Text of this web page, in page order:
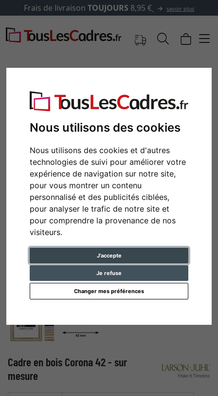
Nous utilisons des cookies
Nous utilisons des cookies et d'autres
technologies de suivi pour améliorer votre
expérience de navigation sur notre site,
pour vous montrer un contenu
personnalisé et des publicités ciblées,
pour analyser le trafic de notre site et
pour comprendre la provenance de nos
visiteurs.
J'accepte
Je refuse
Changer mes préférences
Frais de livraisonTOUJOURS8,95 € savoir plus
Retour
Cadre en bois Corona 42 - sur
mesure